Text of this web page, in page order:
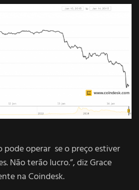
pode operar se o preço estiver
Não terão lucro.”, diz Grace
na Coindesk.